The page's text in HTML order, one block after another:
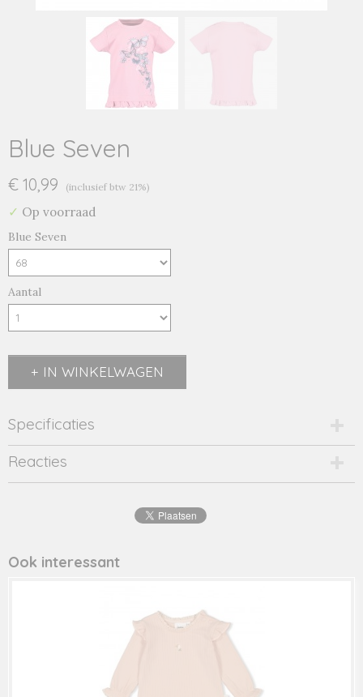
Blue Seven
€ 10,99 (inclusief btw 21%)
✓ Op voorraad
Blue Seven
Aantal
IN WINKELWAGEN
Specificaties
Productcode
901090 roze-16313
Productcode leverancier
Reacties
Ook interessant